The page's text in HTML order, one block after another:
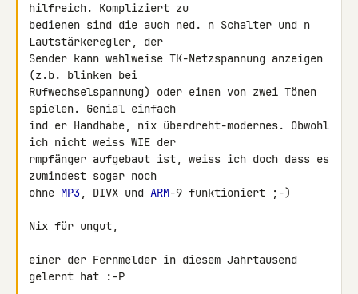
hilfreich. Kompliziert zu
bedienen sind die auch ned. n Schalter und n
Lautstärkeregler, der
Sender kann wahlweise TK-Netzspannung anzeigen
(z.b. blinken bei
Rufwechselspannung) oder einen von zwei Tönen
spielen. Genial einfach
ind er Handhabe, nix überdreht-modernes. Obwohl
ich nicht weiss WIE der
rmpfänger aufgebaut ist, weiss ich doch dass es
zumindest sogar noch
ohne MP3, DIVX und ARM-9 funktioniert ;-)
Nix für ungut,
einer der Fernmelder in diesem Jahrtausend
gelernt hat :-P